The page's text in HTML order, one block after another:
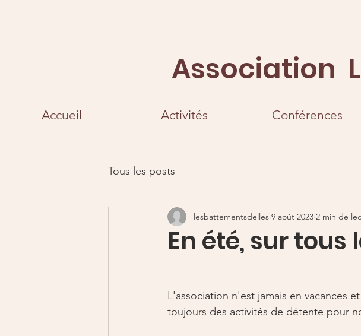
Association
Accueil Activités Conférences
Tous les posts
En été, sur tous
lesbattementsdelles 9 août 2023 2 min de
L'association n'est jamais en vacances
toujours des activités de détente pour